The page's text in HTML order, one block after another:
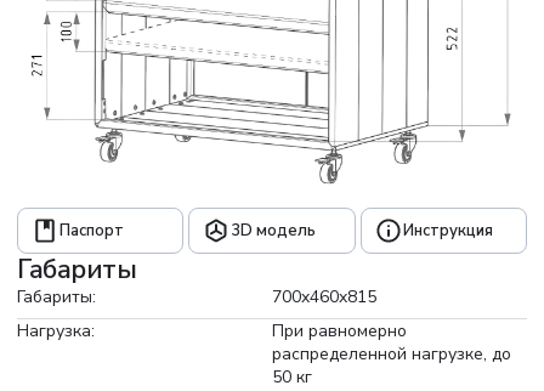
Паспорт 3D модель Инструкция
Габариты
Габариты:
700x460x815
Нагрузка:
При равномерно
распределенной нагрузке, до
50 кг